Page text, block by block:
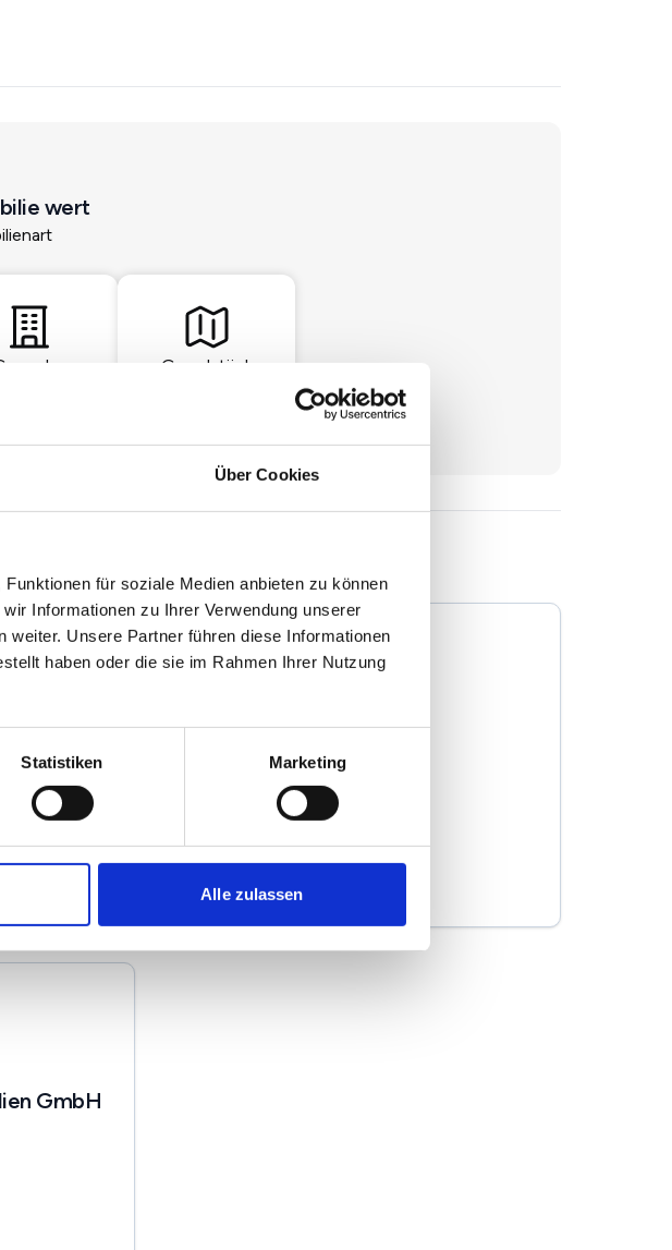
Über Cookies
für soziale Medien anbieten zu können
Informationen zu Ihrer Verwendung unserer
Unsere Partner führen diese Informationen
haben oder die sie im Rahmen Ihrer Nutzung
Statistiken Marketing
Alle zulassen
wert
Grundstück
Immobilienmakler
Hauptstätter Straße 106B
70178 Stuttgart
zum Anbieter
GmbH